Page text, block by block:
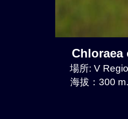
Chloraea
場所: V
海拔：300